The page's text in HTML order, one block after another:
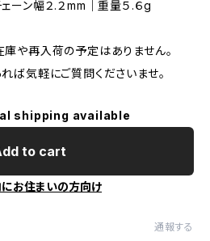
ン幅２.２mm｜重量５.６g
庫や再入荷の予定はありません。
ば気軽にご質問くださいませ。
shipping available
to cart
お住まいの方向け
通報する